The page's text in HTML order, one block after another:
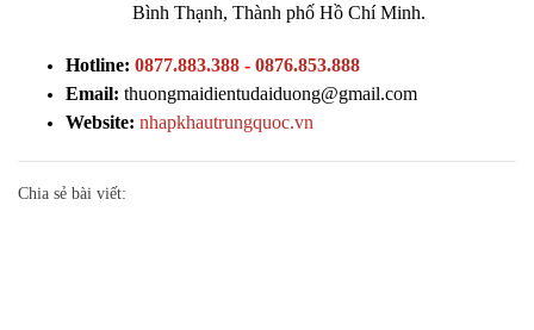
Bình Thạnh, Thành phố Hồ Chí Minh.
Hotline: 0877.883.388 - 0876.853.888
Email: thuongmaidientudaiduong@gmail.com
Website: nhapkhautrungquoc.vn
Chia sẻ bài viết: